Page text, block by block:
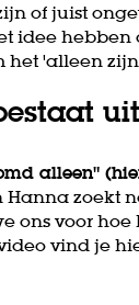
of juist
idee hebben
'alleen
alleen"
Hanna
ons voor
vind je